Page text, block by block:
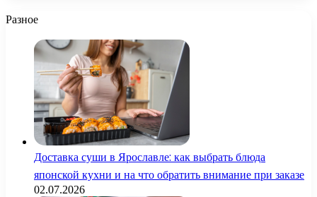
Разное
Доставка суши в Ярославле: как выбрать блюда
японской кухни и на что обратить внимание при заказе
02.07.2026